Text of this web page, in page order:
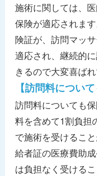
施術に関しては、
保険が適応されま
険証が、訪問マッ
適応され、継続的
きるので大変喜ばれ
【訪問料につい
訪問料についても
料を含めて1割負担
で施術を受けるこ
給者証の医療費助
は負担なく受ける